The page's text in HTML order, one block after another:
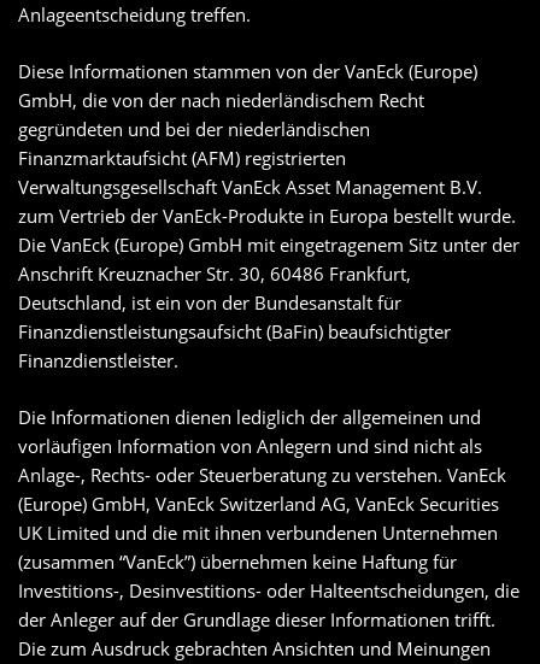
Anlageentscheidung treffen.
Diese Informationen stammen von der VanEck (Europe)
GmbH, die von der nach niederländischem Recht
gegründeten und bei der niederländischen
Finanzmarktaufsicht (AFM) registrierten
Verwaltungsgesellschaft VanEck Asset Management B.V.
zum Vertrieb der VanEck-Produkte in Europa bestellt wurde.
Die VanEck (Europe) GmbH mit eingetragenem Sitz unter der
Anschrift Kreuznacher Str. 30, 60486 Frankfurt,
Deutschland, ist ein von der Bundesanstalt für
Finanzdienstleistungsaufsicht (BaFin) beaufsichtigter
Finanzdienstleister.
Die Informationen dienen lediglich der allgemeinen und
vorläufigen Information von Anlegern und sind nicht als
Anlage-, Rechts- oder Steuerberatung zu verstehen. VanEck
(Europe) GmbH, VanEck Switzerland AG, VanEck Securities
UK Limited und die mit ihnen verbundenen Unternehmen
(zusammen “VanEck”) übernehmen keine Haftung für
Investitions-, Desinvestitions- oder Halteentscheidungen, die
der Anleger auf der Grundlage dieser Informationen trifft.
Die zum Ausdruck gebrachten Ansichten und Meinungen